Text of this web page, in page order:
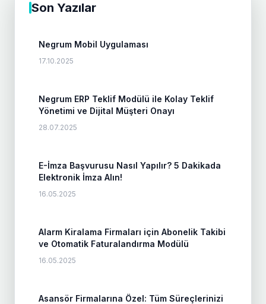
Son Yazılar
Negrum Mobil Uygulaması
17.10.2025
Negrum ERP Teklif Modülü ile Kolay Teklif
Yönetimi ve Dijital Müşteri Onayı
28.07.2025
E-İmza Başvurusu Nasıl Yapılır? 5 Dakikada
Elektronik İmza Alın!
16.05.2025
Alarm Kiralama Firmaları için Abonelik Takibi
ve Otomatik Faturalandırma Modülü
16.05.2025
Asansör Firmalarına Özel: Tüm Süreçlerinizi